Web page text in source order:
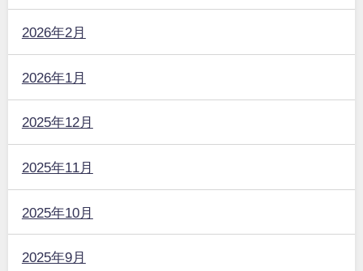
2026年2月
2026年1月
2025年12月
2025年11月
2025年10月
2025年9月